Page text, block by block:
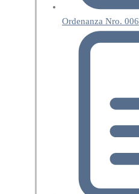
Ordenanza Nro. 006